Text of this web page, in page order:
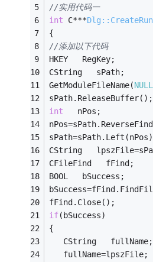
//实用代码一
int C***Dlg::CreateRun
{
//添加以下代码
HKEY   RegKey;
CString   sPath;
GetModuleFileName(NULL
int
   nPos;
CString
CFileFind   fFind;
BOOL   bSuccess;
fFind.Close();
if(bSuccess)
{
CString